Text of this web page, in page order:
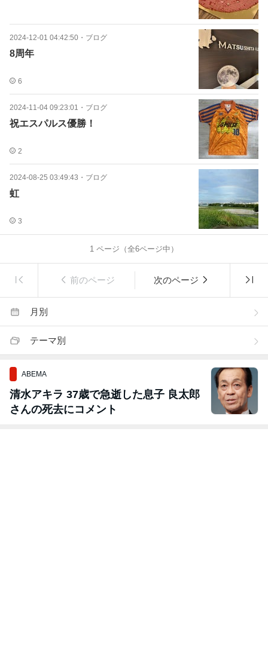
2024-12-01 04:42:50 ・ ブログ
8周年
6
2024-11-04 09:23:01 ・ ブログ
祝エスパルス優勝！
2
2024-08-25 03:49:43 ・ ブログ
虹
3
1 ページ（全6ページ中）
前のページ 次のページ
月別
テーマ別
ABEMA
清水アキラ 37歳で急逝した息子 良太郎
さんの死去にコメント